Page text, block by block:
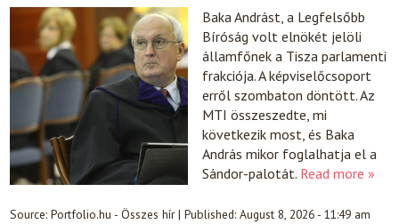
Baka Andrást, a Legfelsőbb
Bíróság volt elnökét jelöli
államfőnek a Tisza parlamenti
frakciója. A képviselőcsoport
erről szombaton döntött. Az
MTI összeszedte, mi
következik most, és Baka
András mikor foglalhatja el a
Sándor-palotát. Read more »
Source:Portfolio.hu - Összes hír|Published:August 8, 2026 - 11:49 am